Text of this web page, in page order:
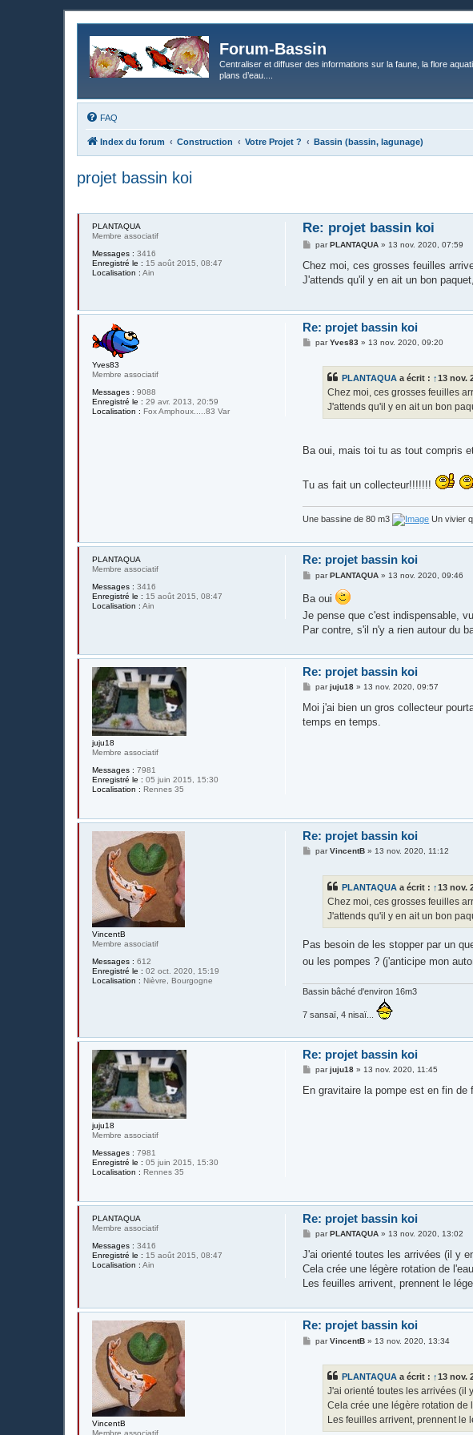
Forum-Bassin
Centraliser et diffuser des informations sur la faune, la flore
plans d’eau....
FAQ
Index du forum Construction Votre Projet ? Bassin (bassin, lagunage)
projet bassin koi
PLANTAQUA
Membre associatif
Messages : 3416
Enregistré le : 15 août 2015, 08:47
Localisation : Ain
Re: projet bassin koi
M
s
a
parPLANTAQUA » 13 nov. 2020, 07:59
Chez moi, ces grosses feuilles
J'attends qu'il y en ait un bon
Yves83
Membre associatif
Messages : 9088
Enregistré le : 29 avr. 2013, 20:59
Localisation : Fox Amphoux.....83 Var
Re: projet bassin koi
MparYves83 » 13 nov. 2020, 09:20
PLANTAQUA a écrit : ↑13 nov.
Chez moi, ces grosses feuilles
J'attends qu'il y en ait un bon
Ba oui, mais toi tu as tout compris
Tu as fait un collecteur!!!!!!!
Une bassine de 80 m3 Un vivier
PLANTAQUA
Membre associatif
Messages : 3416
Enregistré le : 15 août 2015, 08:47
Localisation : Ain
Re: projet bassin koi
M
s
a
g
e
parPLANTAQUA » 13 nov. 2020, 09:46
Ba oui
Je pense que c'est indispensable,
Par contre, s'il n'y a rien autour du
juju18
Membre associatif
Messages : 7981
Enregistré le : 05 juin 2015, 15:30
Localisation : Rennes 35
Re: projet bassin koi
M
s
a
parjuju18 »13 nov. 2020, 09:57
Moi j'ai bien un gros collecteur
temps en temps.
VincentB
Membre associatif
Messages : 612
Enregistré le : 02 oct. 2020, 15:19
Localisation : Nièvre, Bourgogne
Re: projet bassin koi
MparVincentB »13 nov. 2020, 11:12
PLANTAQUA a écrit : ↑13 nov.
Chez moi, ces grosses feuilles
J'attends qu'il y en ait un bon
Pas besoin de les stopper par un
ou les pompes ? (j'anticipe mon
Bassin bâché d'environ 16m3
7 sansaï, 4 nisaï...
juju18
Membre associatif
Messages : 7981
Enregistré le : 05 juin 2015, 15:30
Localisation : Rennes 35
Re: projet bassin koi
M
s
parjuju18 »13 nov. 2020, 11:45
En gravitaire la pompe est en fin
PLANTAQUA
Membre associatif
Messages : 3416
Enregistré le : 15 août 2015, 08:47
Localisation : Ain
Re: projet bassin koi
M
s
a
g
parPLANTAQUA »13 nov. 2020, 13:02
J'ai orienté toutes les arrivées (il y
Cela crée une légère rotation de
Les feuilles arrivent, prennent le
VincentB
Re: projet bassin koi
MparVincentB » 13 nov. 2020, 13:34
PLANTAQUA a écrit : ↑13 nov.
J'ai orienté toutes les arrivées (il
Cela crée une légère rotation de
Les feuilles arrivent, prennent le